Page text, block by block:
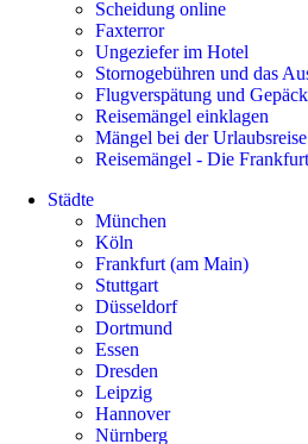
Scheidung online
Faxterror
Ungeziefer im Hotel
Stornogebühren und das
Flugverspätung und
Reisemängel einklagen
Mängel bei der Urlaubsreise
Reisemängel - Die
Städte
München
Köln
Frankfurt (am Main)
Stuttgart
Düsseldorf
Dortmund
Essen
Dresden
Leipzig
Hannover
Nürnberg